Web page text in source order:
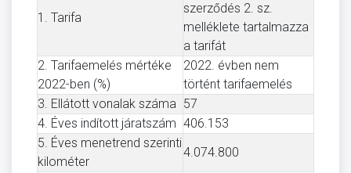
1. Tarifa
szerződés 2. sz.
melléklete tartalmazza
a tarifát
2. Tarifaemelés mértéke
2022-ben (%)
2022. évben nem
történt tarifaemelés
3. Ellátott vonalak száma 57
4. Éves indított járatszám 406.153
5. Éves menetrend szerinti
kilométer
4.074.800